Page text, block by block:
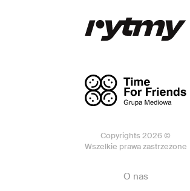
Copyrights 2026 ©
Wszelkie prawa zastrzeżone
O nas